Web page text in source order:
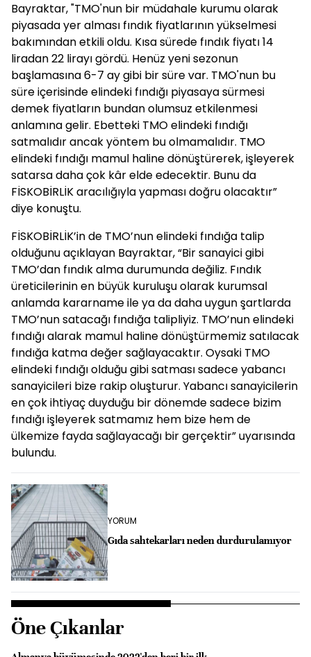
Bayraktar, "TMO'nun bir müdahale kurumu olarak
piyasada yer alması fındık fiyatlarının yükselmesi
bakımından etkili oldu. Kısa sürede fındık fiyatı 14
liradan 22 lirayı gördü. Henüz yeni sezonun
başlamasına 6-7 ay gibi bir süre var. TMO'nun bu
süre içerisinde elindeki fındığı piyasaya sürmesi
demek fiyatların bundan olumsuz etkilenmesi
anlamına gelir. Ebetteki TMO elindeki fındığı
satmalıdır ancak yöntem bu olmamalıdır. TMO
elindeki fındığı mamul haline dönüştürerek, işleyerek
satarsa daha çok kâr elde edecektir. Bunu da
FİSKOBİRLİK aracılığıyla yapması doğru olacaktır”
diye konuştu.
FİSKOBİRLİK’in de TMO’nun elindeki fındığa talip
olduğunu açıklayan Bayraktar, “Bir sanayici gibi
TMO’dan fındık alma durumunda değiliz. Fındık
üreticilerinin en büyük kuruluşu olarak kurumsal
anlamda kararname ile ya da daha uygun şartlarda
TMO’nun satacağı fındığa talipliyiz. TMO’nun elindeki
fındığı alarak mamul haline dönüştürmemiz satılacak
fındığa katma değer sağlayacaktır. Oysaki TMO
elindeki fındığı olduğu gibi satması sadece yabancı
sanayicileri bize rakip oluşturur. Yabancı sanayicilerin
en çok ihtiyaç duyduğu bir dönemde sadece bizim
fındığı işleyerek satmamız hem bize hem de
ülkemize fayda sağlayacağı bir gerçektir” uyarısında
bulundu.
YORUM
Gıda sahtekarları neden durdurulamıyor
Öne Çıkanlar